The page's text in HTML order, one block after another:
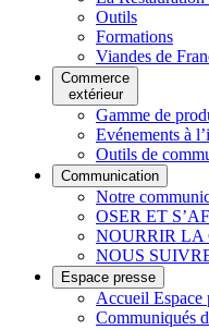
Outils
Formations
Viandes de
Commerce
extérieur
Gamme de
Evénements à
Outils de
Communication
Notre
OSER ET
NOURRIR LA
NOUS
Espace presse
Accueil Espace
Communiqués